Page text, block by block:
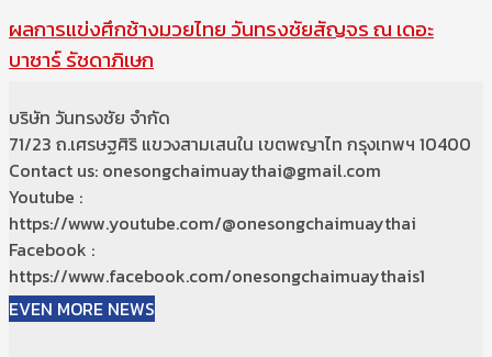
ผลการแข่งศึกช้างมวยไทย วันทรงชัยสัญจร ณ เดอะ
บาซาร์ รัชดาภิเษก
บริษัท วันทรงชัย จำกัด
71/23 ถ.เศรษฐศิริ แขวงสามเสนใน เขตพญาไท กรุงเทพฯ 10400
Contact us: onesongchaimuaythai@gmail.com
Youtube :
https://www.youtube.com/@onesongchaimuaythai
Facebook :
https://www.facebook.com/onesongchaimuaythais1
EVEN MORE NEWS